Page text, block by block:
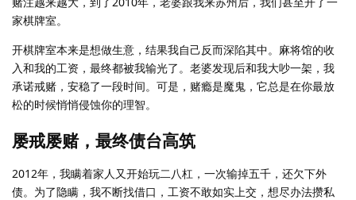
家棋牌室。
开棋牌室本来是想做生意，结果我自己反而深陷其中。麻将馆的收
入和我的工资，最终都被我输光了。老婆发现后和我大吵一架，我
承诺戒赌，安稳了一段时间。可是，赌瘾是魔鬼，它总是在你最放
松的时候悄悄侵蚀你的理智。
屡戒屡赌，最终债台高筑
2012年，我瞒着家人又开始玩二八杠，一次输掉五千，还欠下外
债。为了隐瞒，我不断找借口，工资不敢如实上交，想尽办法攒私